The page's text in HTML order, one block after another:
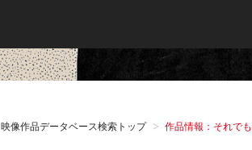
映像作品データベース検索トップ 作品情報：それで